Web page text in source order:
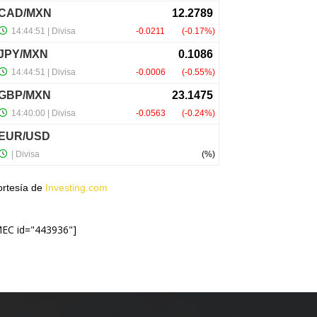
de Investing.com
id="443936"]